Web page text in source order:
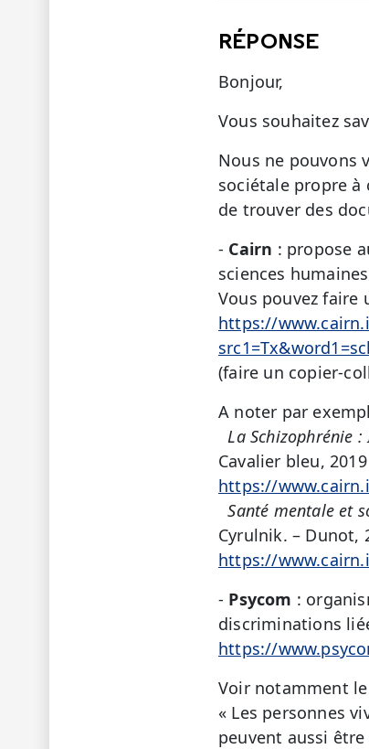
RÉPONSE
Bonjour,
Vous souhaitez
Nous ne pouvons
sociétale propre à
de trouver des
- Cairn : propose
sciences
Vous pouvez faire
https://
(faire un copier-
A noter par
La Schizophrénie
Cavalier bleu, 2019
https://
Santé mentale et
Cyrulnik. – Dunot,
https://
- Psycom :
discriminations
https://
Voir notamment
« Les personnes
peuvent aussi